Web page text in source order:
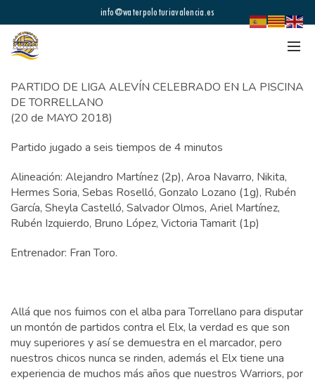
info@waterpoloturiavalencia.es
PARTIDO DE LIGA ALEVÍN CELEBRADO EN LA PISCINA
DE TORRELLANO
(20 de MAYO 2018)
Partido jugado a seis tiempos de 4 minutos
Alineación: Alejandro Martínez (2p), Aroa Navarro, Nikita,
Hermes Soria, Sebas Roselló, Gonzalo Lozano (1g), Rubén
García, Sheyla Castelló, Salvador Olmos, Ariel Martínez,
Rubén Izquierdo, Bruno López, Victoria Tamarit (1p)
Entrenador: Fran Toro.
Allá que nos fuimos con el alba para Torrellano para disputar
un montón de partidos contra el Elx, la verdad es que son
muy superiores y así se demuestra en el marcador, pero
nuestros chicos nunca se rinden, además el Elx tiene una
experiencia de muchos más años que nuestros Warriors, por